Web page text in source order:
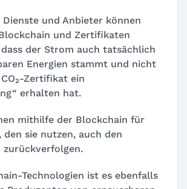
Dienste und Anbieter können
und Zertifikaten
der Strom auch tatsächlich
Energien stammt und nicht
Zertifikat ein
erhalten hat.
mithilfe der Blockchain für
den sie nutzen, auch den
zurückverfolgen.
Technologien ist es ebenfalls